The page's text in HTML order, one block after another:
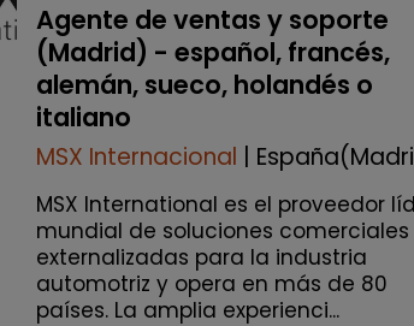
Agente de ventas y soporte
(Madrid) - español, francés,
alemán, sueco, holandés o
italiano
MSX Internacional |
MSX International es el proveedor
mundial de soluciones comerciales
externalizadas para la industria
automotriz y opera en más de 80
países. La amplia experienci...